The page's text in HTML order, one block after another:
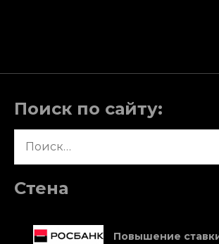
Поиск по сайту:
Стена
Повышение